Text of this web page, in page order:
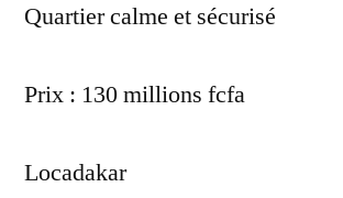
Quartier calme et sécurisé
Prix : 130 millions fcfa
Locadakar